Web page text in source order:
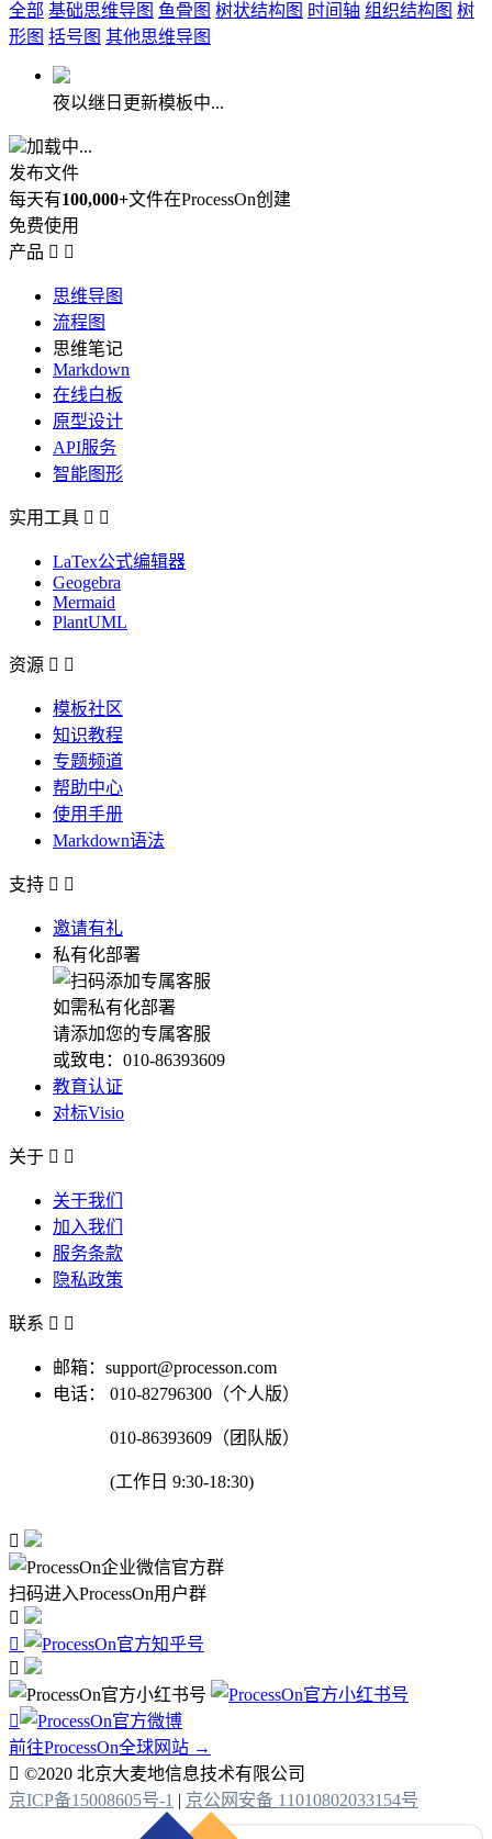
全部 基础思维导图 鱼骨图 树状结构图 时间轴 组织结构图 树
形图 括号图 其他思维导图
夜以继日更新模板中...
加载中...
发布文件
每天有100,000+文件在ProcessOn创建
免费使用
产品  
思维导图
流程图
思维笔记
Markdown
在线白板
原型设计
API服务
智能图形
实用工具  
LaTex公式编辑器
Geogebra
Mermaid
PlantUML
资源  
模板社区
知识教程
专题频道
帮助中心
使用手册
Markdown语法
支持  
邀请有礼
私有化部署
如需私有化部署
请添加您的专属客服
或致电：010-86393609
教育认证
对标Visio
关于  
关于我们
加入我们
服务条款
隐私政策
联系  
邮箱：support@processon.com
电话：
010-82796300（个人版）
010-86393609（团队版）
(工作日 9:30-18:30)

扫码进入ProcessOn用户群




前往ProcessOn全球网站 →
 ©2020 北京大麦地信息技术有限公司
京ICP备15008605号-1 | 京公网安备 11010802033154号